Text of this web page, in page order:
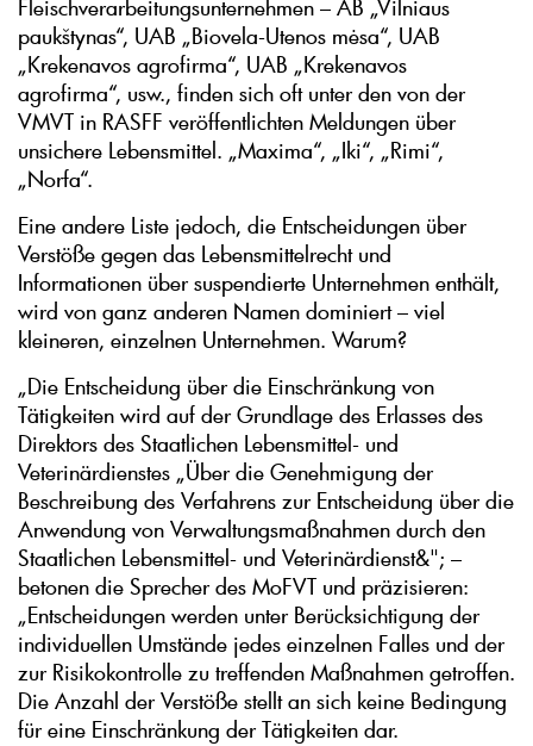
Fleischverarbeitungsunternehmen – AB „Vilniaus
paukštynas“, UAB „Biovela-Utenos mėsa“, UAB
„Krekenavos agrofirma“, UAB „Krekenavos
agrofirma“, usw., finden sich oft unter den von der
VMVT in RASFF veröffentlichten Meldungen über
unsichere Lebensmittel. „Maxima“, „Iki“, „Rimi“,
„Norfa“.
Eine andere Liste jedoch, die Entscheidungen über
Verstöße gegen das Lebensmittelrecht und
Informationen über suspendierte Unternehmen enthält,
wird von ganz anderen Namen dominiert – viel
kleineren, einzelnen Unternehmen. Warum?
„Die Entscheidung über die Einschränkung von
Tätigkeiten wird auf der Grundlage des Erlasses des
Direktors des Staatlichen Lebensmittel- und
Veterinärdienstes „Über die Genehmigung der
Beschreibung des Verfahrens zur Entscheidung über die
Anwendung von Verwaltungsmaßnahmen durch den
Staatlichen Lebensmittel- und Veterinärdienst&"; –
betonen die Sprecher des MoFVT und präzisieren:
„Entscheidungen werden unter Berücksichtigung der
individuellen Umstände jedes einzelnen Falles und der
zur Risikokontrolle zu treffenden Maßnahmen getroffen.
Die Anzahl der Verstöße stellt an sich keine Bedingung
für eine Einschränkung der Tätigkeiten dar.